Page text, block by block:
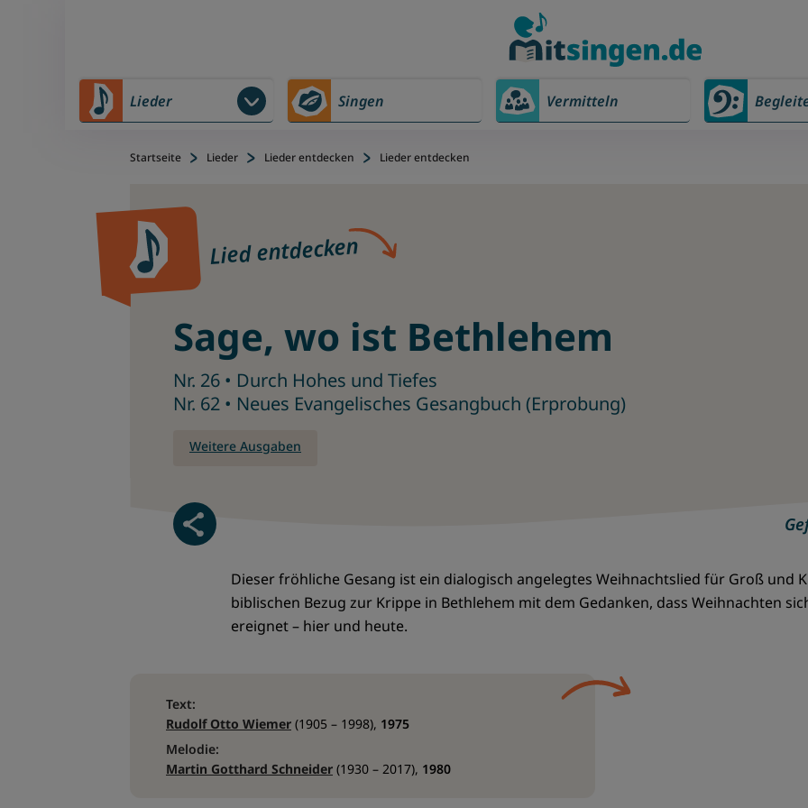
Lieder Singen Vermitteln
Startseite Lieder Lieder entdecken Lieder entdecken
Lied entdecken
Sage, wo ist Bethlehem
Nr. 26 • Durch Hohes und Tiefes
Nr. 62 • Neues Evangelisches Gesangbuch (Erprobung)
Weitere Ausgaben
Dieser fröhliche Gesang ist ein dialogisch angelegtes Weihnachtslied für Groß und
biblischen Bezug zur Krippe in Bethlehem mit dem Gedanken, dass Weihnachten
ereignet – hier und heute.
Text:
Rudolf Otto Wiemer (1905 – 1998), 1975
Melodie:
Martin Gotthard Schneider (1930 – 2017), 1980